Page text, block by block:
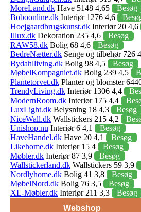
MoreLand.dk Have 5148 4,65
Besøg
Boboonline.dk Interiør 1276 4,6
Hoejgaardbrugskunst.dk Interiør 20 4,6
Illux.dk Dekoration 235 4,6
Besøg
RAW58.dk Bolig 68 4,6
Besøg
BedreNætter.dk Senge og tilbehør 726
Bydahlliving.dk Bolig 98 4,5
Besøg
MøbelKompagniet.dk Bolig 239 4,5
Plantetorvet.dk Planter og blomster
TrendyLiving.dk Interiør 1306 4,4
ModernRoom.dk Interiør 175 4,4
LuxLight.dk Belysning 18 4,3
Besøg
NiceWall.dk Wallstickers 215 4,2
Unishop.nu Interiør 6 4,1
Besøg
HaveHandel.dk Have 20 4,1
Besøg
Likehome.dk Interiør 15 4
Besøg
Møbler.dk Interiør 87 3,9
Besøg
Wallstickerland.dk Wallstickers 59 3,9
Nordlyhome.dk Bolig 41 3,8
Besøg
MøbelNord.dk Bolig 76 3,5
Besøg
XL-Møbler.dk Interiør 211 3,3
Besøg
Webshop